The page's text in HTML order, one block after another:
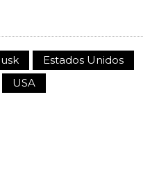
Estados Unidos
USA